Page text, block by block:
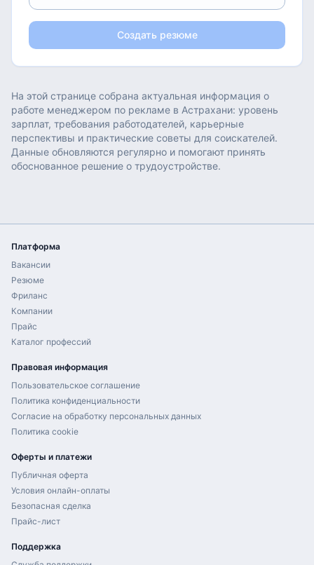
Создать резюме
На этой странице собрана актуальная информация о
работе менеджером по рекламе в Астрахани: уровень
зарплат, требования работодателей, карьерные
перспективы и практические советы для соискателей.
Данные обновляются регулярно и помогают принять
обоснованное решение о трудоустройстве.
Платформа
Вакансии
Резюме
Фриланс
Компании
Прайс
Каталог профессий
Правовая информация
Пользовательское соглашение
Политика конфиденциальности
Согласие на обработку персональных данных
Политика cookie
Оферты и платежи
Публичная оферта
Условия онлайн-оплаты
Безопасная сделка
Прайс-лист
Поддержка